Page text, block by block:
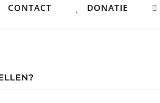
CONTACT DONATIE